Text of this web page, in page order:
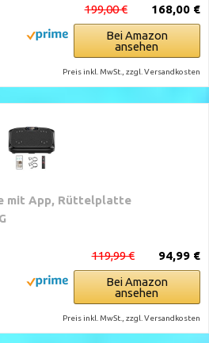
168,00 €
199,00 €
Bei Amazon
ansehen
Preis inkl. MwSt., zzgl. Versandkosten
mit App, Rüttelplatte
94,99 €
119,99 €
Bei Amazon
ansehen
Preis inkl. MwSt., zzgl. Versandkosten